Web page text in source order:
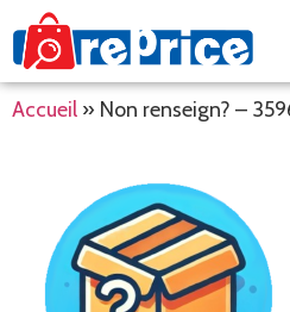
Accueil » Non renseign? –